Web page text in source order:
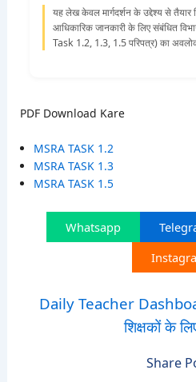
यह लेख केवल मार्गदर्शन के उद्देश्य से तैयार
आधिकारिक जानकारी के लिए संबंधित
Task 1.2, 1.3, 1.5 परिपत्र) का
PDF Download Kare
MSRA TASK 1.2
MSRA TASK 1.3
MSRA TASK 1.5
Whatsapp
Daily Teacher
शिक्षकों के
Share